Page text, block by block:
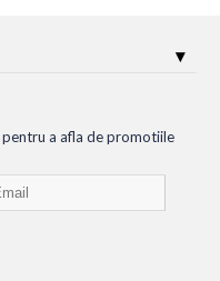
pentru a afla de promotiile